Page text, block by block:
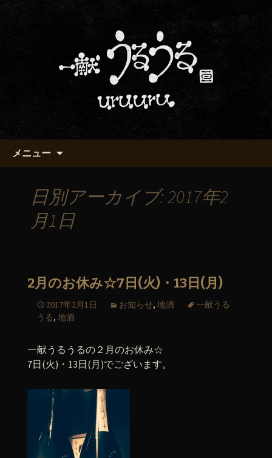
京都・五条でおいしい地酒が飲
める「一献うるうる」のブロ
京都・五条烏丸の町屋居酒屋「一献う
るうる」からのお知らせ
メニュー
日別アーカイブ: 2017年2
月1日
2月のお休み☆7日(火)・13日(月)
2017年2月1日 お知らせ, 地酒
一献うる
うる, 地酒
一献うるうるの２月のお休み☆
7日(火)・13日(月)でございます。